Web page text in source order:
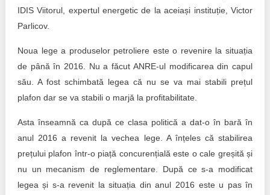
Moldova
publice-cheie din Moldova
Achiziții publice
IDIS Viitorul, expertul energetic de la aceiași instituție, Victor
Parlicov.
Noua lege a produselor petroliere este o revenire la situația
de până în 2016. Nu a făcut ANRE-ul modificarea din capul
său. A fost schimbată legea că nu se va mai stabili prețul
plafon dar se va stabili o marjă la profitabilitate.
Asta înseamnă ca după ce clasa politică a dat-o în bară în
anul 2016 a revenit la vechea lege. A înțeles că stabilirea
prețului plafon într-o piață concurențială este o cale greșită și
nu un mecanism de reglementare. După ce s-a modificat
legea și s-a revenit la situația din anul 2016 este u pas în